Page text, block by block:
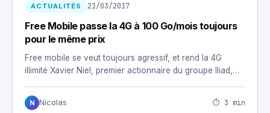
ACTUALITÉS 21/03/2017
Free Mobile passe la 4G à 100 Go/mois toujours
pour le même prix
Free mobile se veut toujours agressif, et rend la 4G
illimité Xavier Niel, premier actionnaire du groupe Iliad,…
N Nicolas ⏱ 3 min